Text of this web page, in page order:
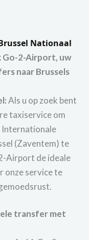
Nationaal
Go-2-Airport, uw
naar Brussels
Als u op zoek bent
taxiservice om
Internationale
(Zaventem) te
Airport de ideale
onze service te
transfer met